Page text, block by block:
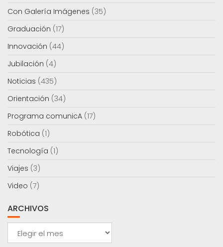
Con Galería Imágenes (35)
Graduación (17)
Innovación (44)
Jubilación (4)
Noticias (435)
Orientación (34)
Programa comunicA (17)
Robótica (1)
Tecnología (1)
Viajes (3)
Video (7)
ARCHIVOS
Archivos